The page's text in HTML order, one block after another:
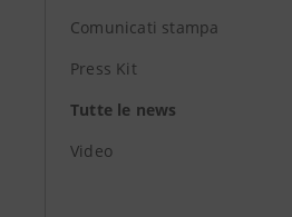
Comunicati stampa
Press Kit
Tutte le news
Video